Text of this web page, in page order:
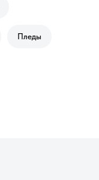
Пледы